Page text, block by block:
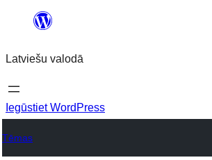
Pāriet
saturu
Latviešu valodā
Iegūstiet WordPress
Tēmas